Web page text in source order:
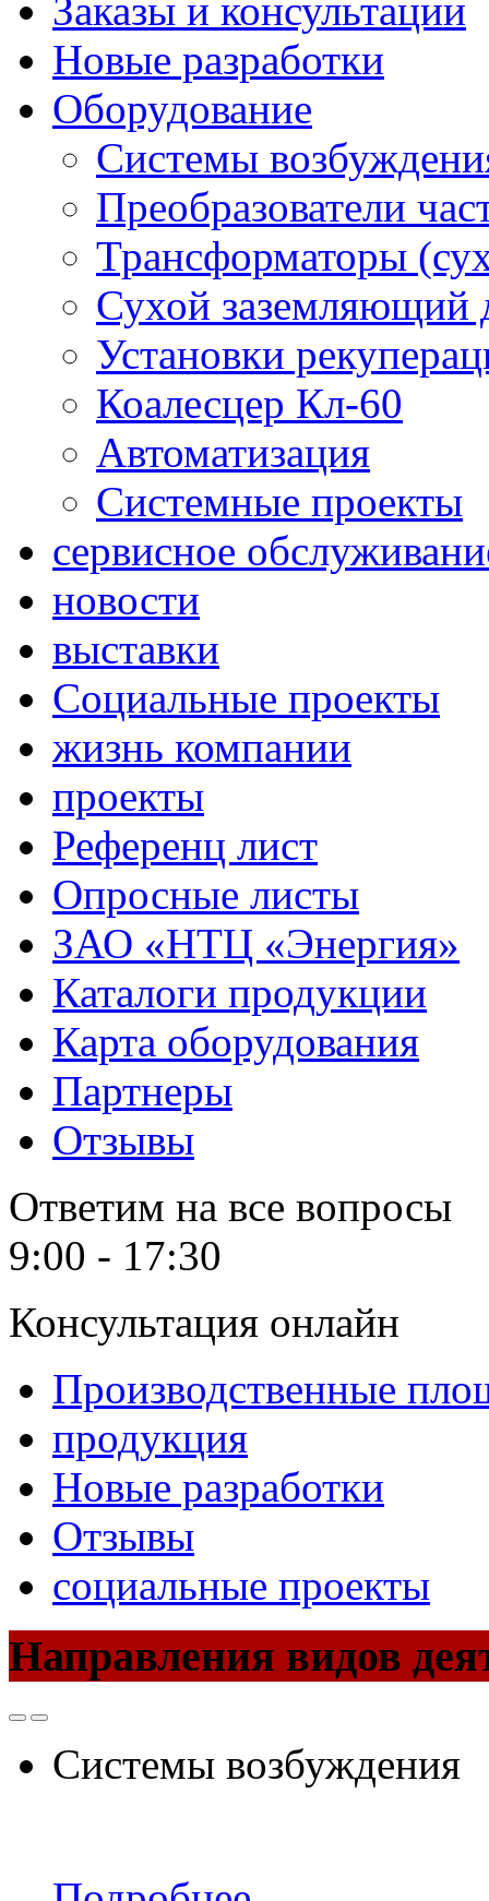
Заказы и консультации
Новые разработки
Оборудование
Системы
Преобразователи
Трансформаторы
Сухой заземляющий
Установки
Коалесцер Кл-60
Автоматизация
Системные проекты
сервисное
новости
выставки
Социальные проекты
жизнь компании
проекты
Референц лист
Опросные листы
ЗАО «НТЦ «Энергия»
Каталоги продукции
Карта оборудования
Партнеры
Отзывы
Ответим на все вопросы
9:00 - 17:30
Консультация онлайн
Производственные
продукция
Новые разработки
Отзывы
социальные проекты
Направления видов
Системы возбуждения